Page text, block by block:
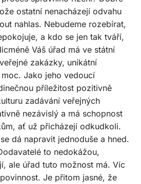
ostatní nenacházejí odvahu
nahlas. Nebudeme rozebírat,
a kdo se jen tak tváří,
Váš úřad má ve státní
zakázky, unikátní
Jako jeho vedoucí
příležitost pozitivně
zadávání veřejných
nezávislý a má schopnost
ať už přicházejí odkudkoli.
dá napravit jednoduše a hned.
to nedokážou,
ale úřad tuto možnost má. Víc
Je přitom jasné, že